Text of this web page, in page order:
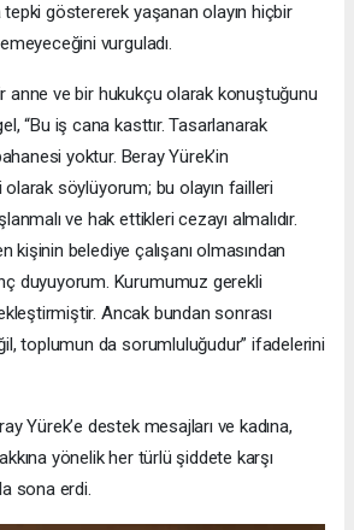
tepki göstererek yaşanan olayın hiçbir
vurguladı.
anne ve bir hukukçu olarak konuştuğunu
“Bu iş cana kasttır. Tasarlanarak
yoktur. Beray Yürek’in
olarak söylüyorum; bu olayın failleri
ve hak ettikleri cezayı almalıdır.
kişinin belediye çalışanı olmasından
duyuyorum. Kurumumuz gerekli
Ancak bundan sonrası
toplumun da sorumluluğudur” ifadelerini
Yürek’e destek mesajları ve kadına,
yönelik her türlü şiddete karşı
sona erdi.